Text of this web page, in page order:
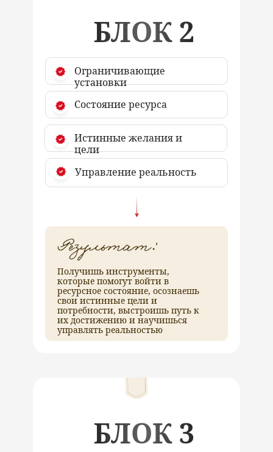
БЛОК 2
Ограничивающие
установки
Состояние ресурса
Истинные желания и
цели
Управление реальность
Получишь инструменты,
которые помогут войти в
ресурсное состояние, осознаешь
свои истинные цели и
потребности, выстроишь путь к
их достижению и научишься
управлять реальностью
БЛОК 3